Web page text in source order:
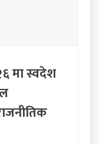
मा स्वदेश